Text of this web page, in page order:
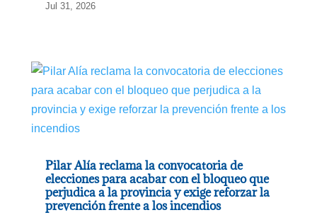
Jul 31, 2026
Pilar Alía reclama la convocatoria de
elecciones para acabar con el bloqueo que
perjudica a la provincia y exige reforzar la
prevención frente a los incendios